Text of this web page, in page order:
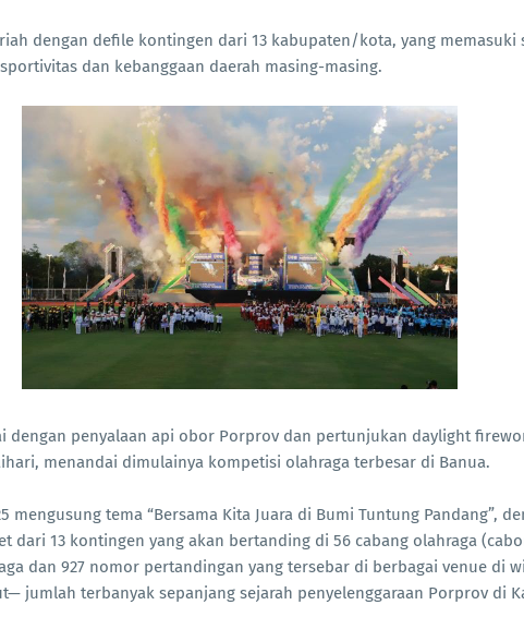
dengan defile kontingen dari 13 kabupaten/kota, yang memasuki
dan kebanggaan daerah masing-masing.
dengan penyalaan api obor Porprov dan pertunjukan daylight
menandai dimulainya kompetisi olahraga terbesar di Banua.
mengusung tema “Bersama Kita Juara di Bumi Tuntung Pandang”,
dari 13 kontingen yang akan bertanding di 56 cabang olahraga
dan 927 nomor pertandingan yang tersebar di berbagai venue di
jumlah terbanyak sepanjang sejarah penyelenggaraan Porprov di